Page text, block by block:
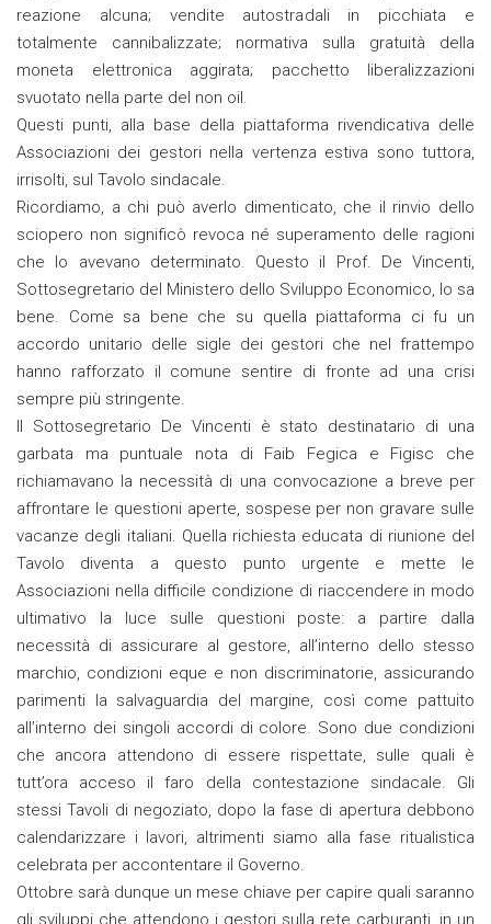
reazione alcuna; vendite autostradali in picchiata e
totalmente cannibalizzate; normativa sulla gratuità della
moneta elettronica aggirata; pacchetto liberalizzazioni
svuotato nella parte del non oil.
Questi punti, alla base della piattaforma rivendicativa delle
Associazioni dei gestori nella vertenza estiva sono tuttora,
irrisolti, sul Tavolo sindacale.
Ricordiamo, a chi può averlo dimenticato, che il rinvio dello
sciopero non significò revoca né superamento delle ragioni
che lo avevano determinato. Questo il Prof. De Vincenti,
Sottosegretario del Ministero dello Sviluppo Economico, lo sa
bene. Come sa bene che su quella piattaforma ci fu un
accordo unitario delle sigle dei gestori che nel frattempo
hanno rafforzato il comune sentire di fronte ad una crisi
sempre più stringente.
Il Sottosegretario De Vincenti è stato destinatario di una
garbata ma puntuale nota di Faib Fegica e Figisc che
richiamavano la necessità di una convocazione a breve per
affrontare le questioni aperte, sospese per non gravare sulle
vacanze degli italiani. Quella richiesta educata di riunione del
Tavolo diventa a questo punto urgente e mette le
Associazioni nella difficile condizione di riaccendere in modo
ultimativo la luce sulle questioni poste: a partire dalla
necessità di assicurare al gestore, all’interno dello stesso
marchio, condizioni eque e non discriminatorie, assicurando
parimenti la salvaguardia del margine, così come pattuito
all’interno dei singoli accordi di colore. Sono due condizioni
che ancora attendono di essere rispettate, sulle quali è
tutt’ora acceso il faro della contestazione sindacale. Gli
stessi Tavoli di negoziato, dopo la fase di apertura debbono
calendarizzare i lavori, altrimenti siamo alla fase ritualistica
celebrata per accontentare il Governo.
Ottobre sarà dunque un mese chiave per capire quali saranno
gli sviluppi che attendono i gestori sulla rete carburanti, in un